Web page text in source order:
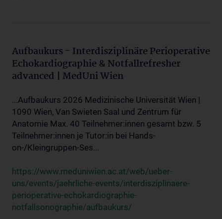
Aufbaukurs - Interdisziplinäre Perioperative
Echokardiographie & Notfallrefresher
advanced | MedUni Wien
...Aufbaukurs 2026 Medizinische Universität Wien |
1090 Wien, Van Swieten Saal und Zentrum für
Anatomie Max. 40 Teilnehmer:innen gesamt bzw. 5
Teilnehmer:innen je Tutor:in bei Hands-
on-/Kleingruppen-Ses...
https://www.meduniwien.ac.at/web/ueber-
uns/events/jaehrliche-events/interdisziplinaere-
perioperative-echokardiographie-
notfallsonographie/aufbaukurs/